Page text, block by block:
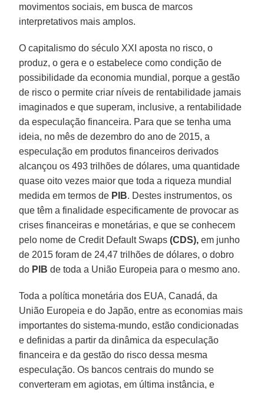
movimentos sociais, em busca de marcos
interpretativos mais amplos.
O capitalismo do século XXI aposta no risco, o
produz, o gera e o estabelece como condição de
possibilidade da economia mundial, porque a gestão
de risco o permite criar níveis de rentabilidade jamais
imaginados e que superam, inclusive, a rentabilidade
da especulação financeira. Para que se tenha uma
ideia, no mês de dezembro do ano de 2015, a
especulação em produtos financeiros derivados
alcançou os 493 trilhões de dólares, uma quantidade
quase oito vezes maior que toda a riqueza mundial
medida em termos de PIB. Destes instrumentos, os
que têm a finalidade especificamente de provocar as
crises financeiras e monetárias, e que se conhecem
pelo nome de Credit Default Swaps(CDS), em junho
de 2015 foram de 24,47 trilhões de dólares, o dobro
do PIB de toda a União Europeia para o mesmo ano.
Toda a política monetária dos EUA, Canadá, da
União Europeia e do Japão, entre as economias mais
importantes do sistema-mundo, estão condicionadas
e definidas a partir da dinâmica da especulação
financeira e da gestão do risco dessa mesma
especulação. Os bancos centrais do mundo se
converteram em agiotas, em última instância, e